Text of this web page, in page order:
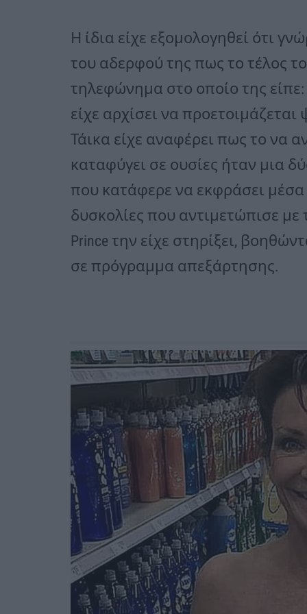
Η ίδια είχε εξομολογηθεί ότι
του αδερφού της πως το τέλος
τηλεφώνημα στο οποίο της
είχε αρχίσει να
Τάικα είχε αναφέρει πως το να
καταφύγει σε ουσίες ήταν μια
που κατάφερε να εκφράσει
δυσκολίες που αντιμετώπισε
Prince την είχε στηρίξει,
σε πρόγραμμα απεξάρτησης.